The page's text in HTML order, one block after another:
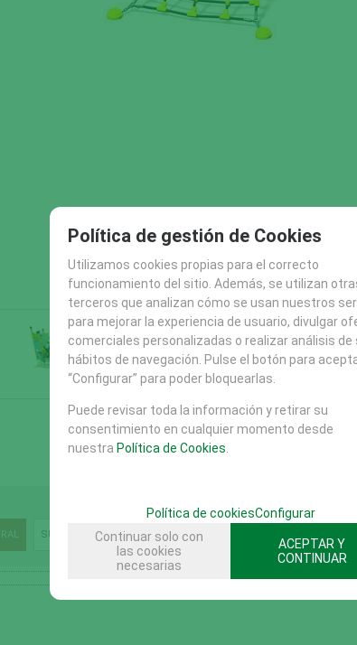
SUELO DURO
Política de gestión de Cookies
Utilizamos cookies propias para el correcto
funcionamiento del sitio. Además, se utilizan
terceros que analizan cómo se usan nuestros
para mejorar la experiencia de usuario, divulgar
comerciales personalizadas o realizar análisis de
hábitos de navegación. Pulse el botón para
“Configurar” para poder bloquearlas.
Puede revisar toda la información y retirar su
consentimiento en cualquier momento desde
nuestra Política de Cookies
Política de cookiesConfigurar
Continuar solo con
las cookies
necesarias
ACEPTAR Y
CONTINUAR